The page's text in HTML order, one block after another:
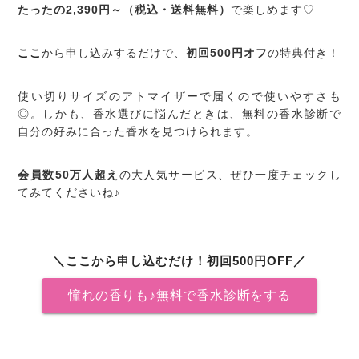
たったの2,390円～（税込・送料無料） で楽しめます♡
ここから申し込みするだけで、初回500円オフの特典付き！
使い切りサイズのアトマイザーで届くので使いやすさも
◎。しかも、香水選びに悩んだときは、無料の香水診断で
自分の好みに合った香水を見つけられます。
会員数50万人超え の大人気サービス、ぜひ一度チェックし
てみてくださいね♪
＼ここから申し込むだけ！初回500円OFF／
憧れの香りも♪無料で香水診断をする